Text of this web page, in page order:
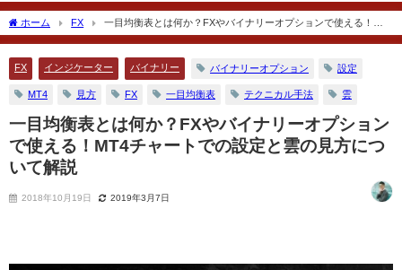
ホーム FX
一目均衡表とは何か？FXやバイナリーオプションで使える！
MT4チャートでの設定と雲の見方について解説
FX インジケーター バイナリー バイナリーオプション 設定
MT4 見方 FX 一目均衡表 テクニカル手法 雲
一目均衡表とは何か？FXやバイナリーオプション
で使える！MT4チャートでの設定と雲の見方につ
いて解説
2018年10月19日 2019年3月7日